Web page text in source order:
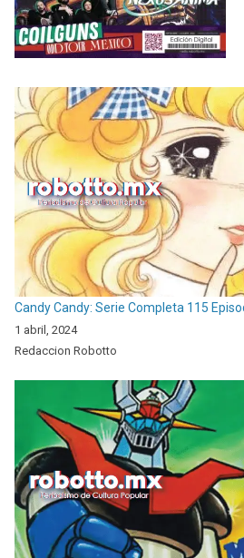
Candy Candy: Serie Completa 115
1 abril, 2024
Redaccion Robotto